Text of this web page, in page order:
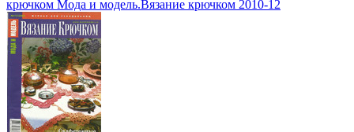
крючком Мода и модель.Вязание крючком 2010-12